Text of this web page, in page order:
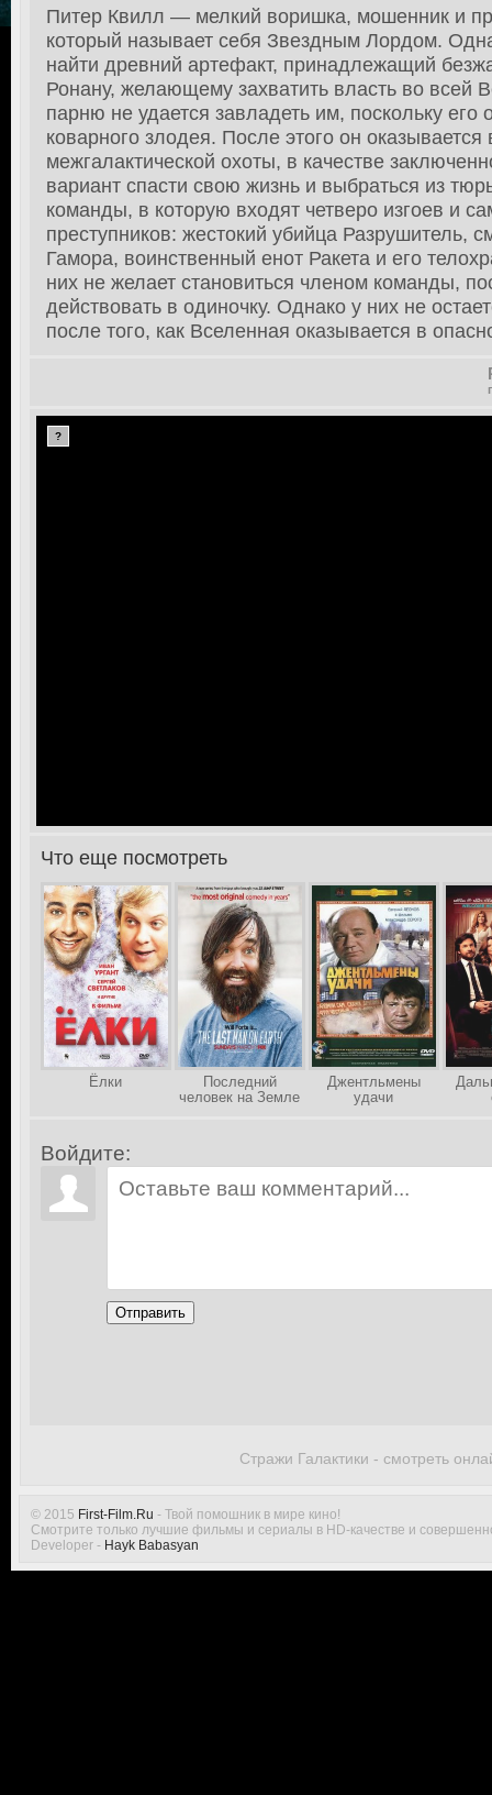
Стражи Галактики - смотреть
Питер Квилл — мелкий воришка, мошенник и
который называет себя Звездным Лордом.
найти древний артефакт, принадлежащий
Ронану, желающему захватить власть во всей
парню не удается завладеть им, поскольку
коварного злодея. После этого он оказывается
межгалактической охоты, в качестве
вариант спасти свою жизнь и выбраться из
команды, в которую входят четверо изгоев и
преступников: жестокий убийца Разрушитель,
Гамора, воинственный енот Ракета и его
них не желает становиться членом команды,
действовать в одиночку. Однако у них не
после того, как Вселенная оказывается в
?
>Что еще посмотреть
Ёлки
Последний
человек на Земле
Джентльмены
удачи
Войдите:
Отправить
© 2015 First-Film.Ru - Твой помошник в мире кино!
Смотрите только лучшие фильмы и сериалы в HD-качестве и
Developer - Hayk Babasyan